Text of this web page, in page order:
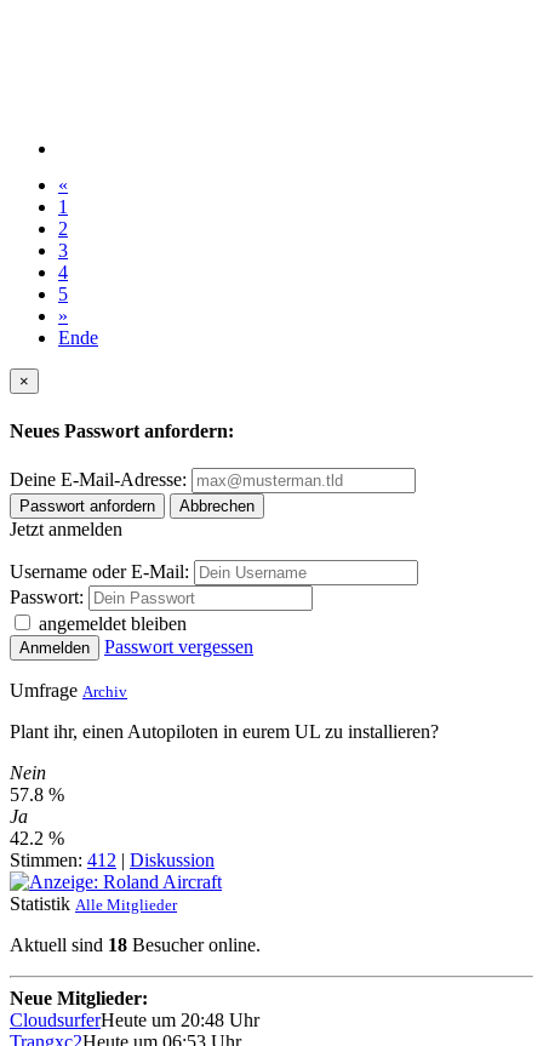
«
1
2
3
4
5
»
Ende
×
Neues Passwort anfordern:
Deine E-Mail-Adresse:
Passwort anfordern Abbrechen
Jetzt anmelden
Username oder E-Mail:
Passwort:
angemeldet bleiben
Anmelden Passwort vergessen
Umfrage Archiv
Plant ihr, einen Autopiloten in eurem UL zu installieren?
Nein
57.8 %
Ja
42.2 %
Stimmen: 412 | Diskussion
Statistik Alle Mitglieder
Aktuell sind 18 Besucher online.
Neue Mitglieder:
CloudsurferHeute um 20:48 Uhr
Trangxc2Heute um 06:53 Uhr